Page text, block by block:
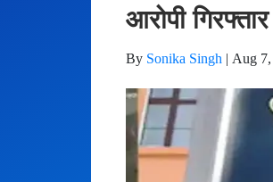
आरोपी गिरफ्तार
By Sonika Singh | Aug